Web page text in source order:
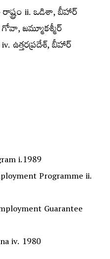
ii. ఒడిశా, బీహార్‌
గోవా, జమ్మూకశ్మీర్‌
ఉత్తరప్రదేశ్‌, బీహార్‌
i.1989
Programme ii.
Guarantee
iv. 1980